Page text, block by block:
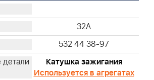
32A
532 44 38-97
Катушка зажигания
Используется в агрегатах